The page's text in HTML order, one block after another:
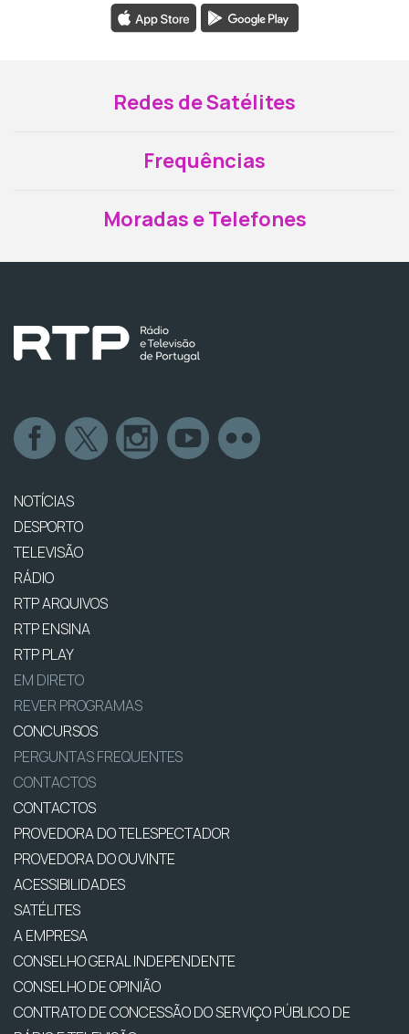
Redes de Satélites
Frequências
Moradas e Telefones
NOTÍCIAS
DESPORTO
TELEVISÃO
RÁDIO
RTP ARQUIVOS
RTP ENSINA
RTP PLAY
EM DIRETO
REVER PROGRAMAS
CONCURSOS
PERGUNTAS FREQUENTES
CONTACTOS
CONTACTOS
PROVEDORA DO TELESPECTADOR
PROVEDORA DO OUVINTE
ACESSIBILIDADES
SATÉLITES
A EMPRESA
CONSELHO GERAL INDEPENDENTE
CONSELHO DE OPINIÃO
CONTRATO DE CONCESSÃO DO SERVIÇO PÚBLICO DE